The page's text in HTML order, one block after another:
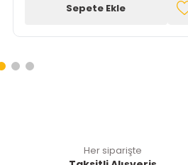
Sepete Ekle
Her siparişte